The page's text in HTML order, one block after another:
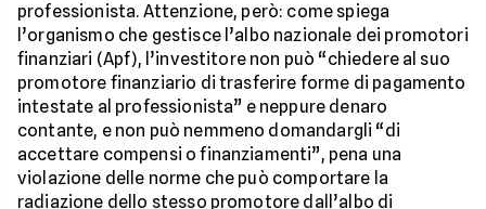
professionista. Attenzione, però: come spiega
l’organismo che gestisce l’albo nazionale dei promotori
finanziari (Apf), l’investitore non può “chiedere al suo
promotore finanziario di trasferire forme di pagamento
intestate al professionista” e neppure denaro
contante, e non può nemmeno domandargli “di
accettare compensi o finanziamenti”, pena una
violazione delle norme che può comportare la
radiazione dello stesso promotore dall’albo di